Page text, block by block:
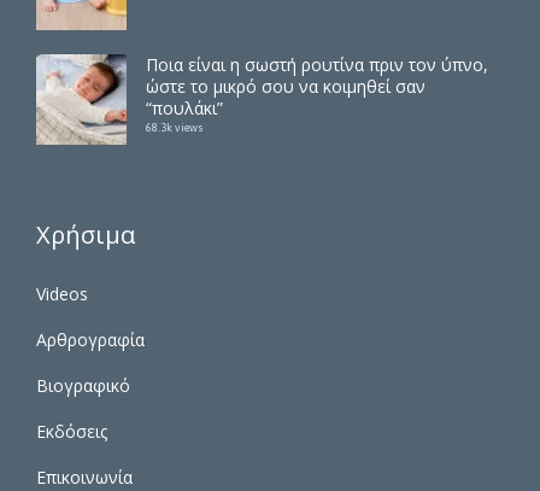
Ποια είναι η σωστή ρουτίνα πριν τον ύπνο,
ώστε το μικρό σου να κοιμηθεί σαν
“πουλάκι”
68.3k views
Χρήσιμα
Videos
Αρθρογραφία
Βιογραφικό
Εκδόσεις
Επικοινωνία